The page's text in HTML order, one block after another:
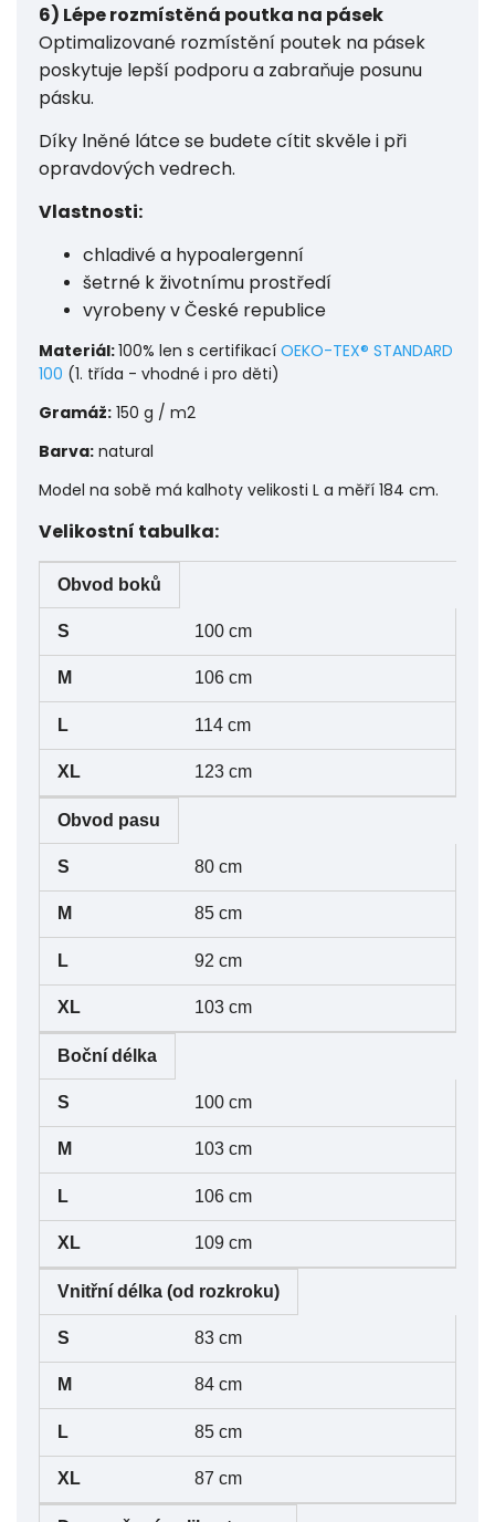
6) Lépe rozmístěná poutka na pásek
Optimalizované rozmístění poutek na pásek
poskytuje lepší podporu a zabraňuje posunu
pásku.
Díky lněné látce se budete cítit skvěle i při
opravdových vedrech.
Vlastnosti:
chladivé a hypoalergenní
šetrné k životnímu prostředí
vyrobeny v České republice
Materiál:100% len s certifikací OEKO-TEX® STANDARD
100 (1. třída - vhodné i pro děti)
Gramáž: 150 g / m2
Barva: natural
Model na sobě má kalhoty velikosti L a měří 184 cm.
Velikostní tabulka:
Velikost S
Obvod boků
100 cm
106 cm
114 cm
123 cm
Obvod pasu
80 cm
85 cm
92 cm
103 cm
Boční délka
100 cm
103 cm
106 cm
109 cm
Vnitřní délka(od rozkroku)
83 cm
84 cm
85 cm
87 cm